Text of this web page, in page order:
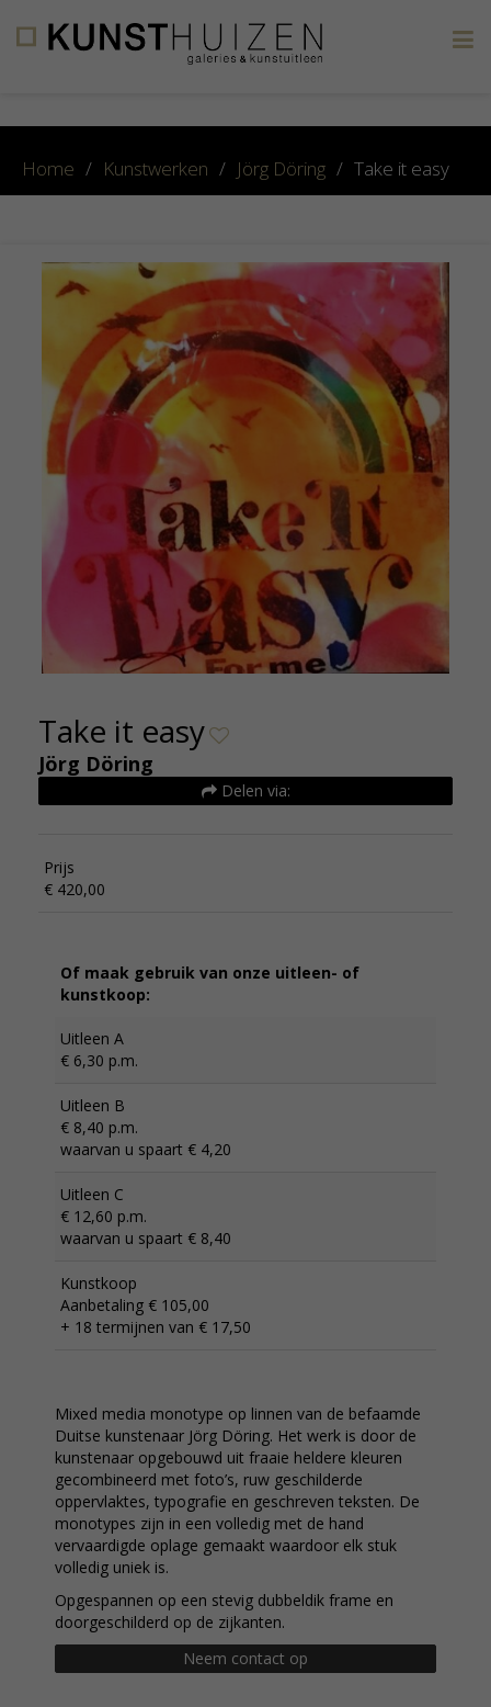
Home / Kunstwerken / Jörg Döring / Take it easy
Take it easy
Jörg Döring
Delen via:
Prijs
€ 420,00
Of maak gebruik van onze uitleen- of
kunstkoop:
Uitleen A
€ 6,30 p.m.
Uitleen B
€ 8,40 p.m.
waarvan u spaart € 4,20
Uitleen C
€ 12,60 p.m.
waarvan u spaart € 8,40
Kunstkoop
Aanbetaling € 105,00
+ 18 termijnen van € 17,50
Mixed media monotype op linnen van de befaamde
Duitse kunstenaar Jörg Döring. Het werk is door de
kunstenaar opgebouwd uit fraaie heldere kleuren
gecombineerd met foto’s, ruw geschilderde
oppervlaktes, typografie en geschreven teksten. De
monotypes zijn in een volledig met de hand
vervaardigde oplage gemaakt waardoor elk stuk
volledig uniek is.
Opgespannen op een stevig dubbeldik frame en
doorgeschilderd op de zijkanten.
Neem contact op